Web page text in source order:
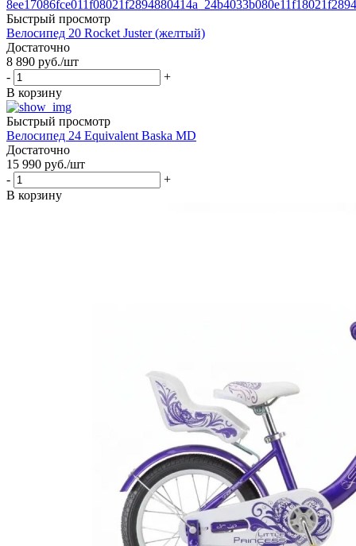
Быстрый просмотр
Велосипед 20 Rocket Juster (желтый)
Достаточно
8 890 руб./шт
-
+
В корзину
Быстрый просмотр
Велосипед 24 Equivalent Baska MD
Достаточно
15 990 руб./шт
-
+
В корзину